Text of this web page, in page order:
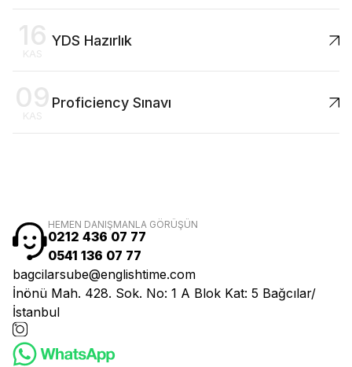
16
KAS
YDS Hazırlık
09
KAS
Proficiency Sınavı
HEMEN DANIŞMANLA GÖRÜŞÜN
0212 436 07 77
0541 136 07 77
bagcilarsube@englishtime.com
İnönü Mah. 428. Sok. No: 1 A Blok Kat: 5 Bağcılar/
İstanbul